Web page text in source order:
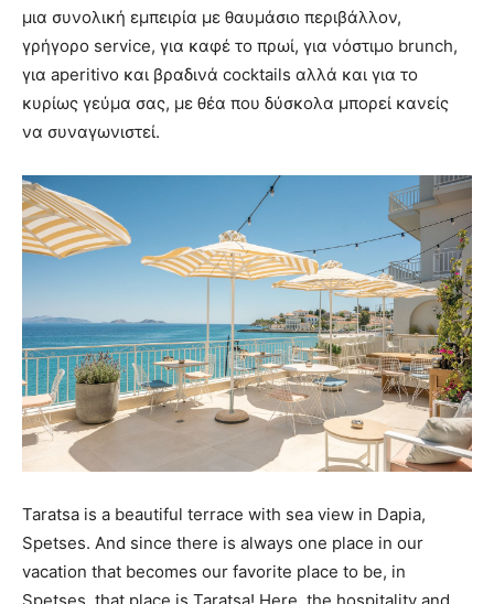
µια συνολική εµπειρία µε θαυµάσιο περιβάλλον,
γρήγορο service, για καφέ το πρωί, για νόστιµο brunch,
για aperitivo και βραδινά cocktails αλλά και για το
κυρίως γεύµα σας, µε θέα που δύσκολα µπορεί κανείς
να συναγωνιστεί.
Taratsa is a beautiful terrace with sea view in Dapia,
Spetses. And since there is always one place in our
vacation that becomes our favorite place to be, in